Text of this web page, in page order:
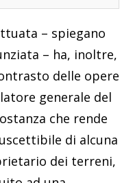
– spiegano
– ha, inoltre,
delle opere
generale del
che rende
di alcuna
dei terreni,